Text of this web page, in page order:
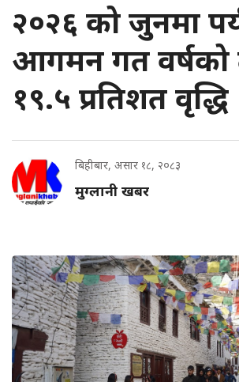
२०२६ को जुनमा
आगमन गत वर्षको
१९.५ प्रतिशत वृद्धि
बिहीबार, असार १८, २०८३
मुग्लानी खबर